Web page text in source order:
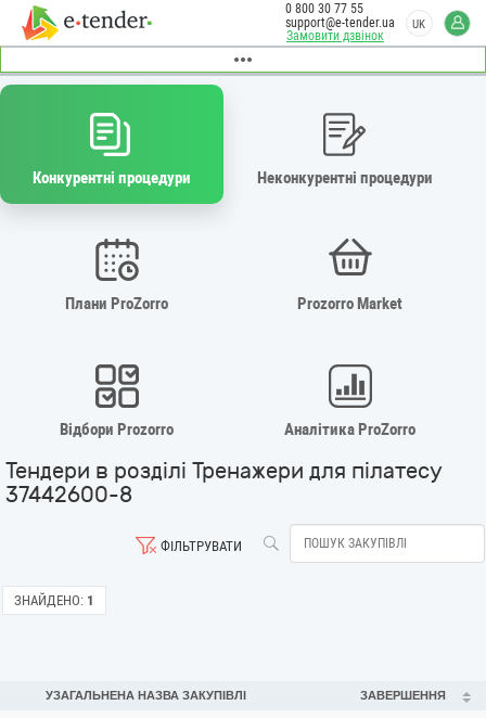
Замовити дзвінок
0 800 30 77 55
support@e-tender.ua
UK
Конкурентні процедури Неконкурентні процедури
Плани ProZorro Prozorro Market
Відбори Prozorro Аналітика ProZorro
Тендери в розділі Тренажери для пілатесу
37442600-8
ФІЛЬТРУВАТИ
ЗНАЙДЕНО: 1
УЗАГАЛЬНЕНА НАЗВА ЗАКУПІВЛІ ЗАВЕРШЕННЯ